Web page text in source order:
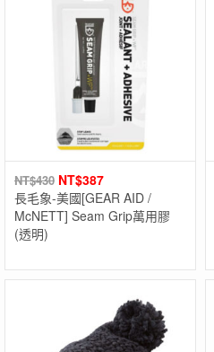
NT$430 NT$387
長毛象-美國[GEAR AID /
McNETT] Seam Grip萬用膠
(透明)